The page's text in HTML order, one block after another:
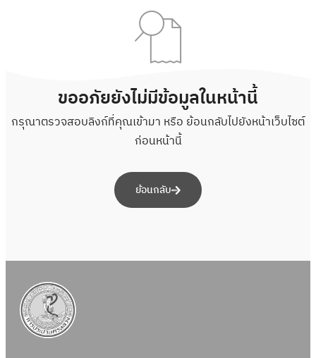
ขออภัยยังไม่มีข้อมูลในหน้านี้
กรุณาตรวจสอบลิงก์ที่คุณเข้ามา หรือ ย้อนกลับไปยังหน้าเว็บไซต์
ก่อนหน้านี้
ย้อนกลับ